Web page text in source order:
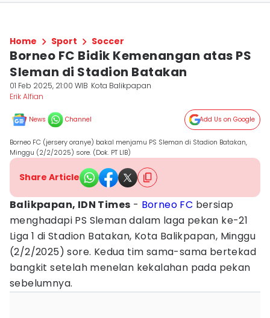
Home Sport Soccer
Borneo FC Bidik Kemenangan atas PS
Sleman di Stadion Batakan
01 Feb 2025, 21:00 WIB Kota Balikpapan
Erik Alfian
News Channel Add Us on Google
Borneo FC (jersery oranye) bakal menjamu PS Sleman di Stadion Batakan,
Minggu (2/2/2025) sore. (Dok. PT LIB)
Share Article
Balikpapan, IDN Times - Borneo FC bersiap
menghadapi PS Sleman dalam laga pekan ke-21
Liga 1 di Stadion Batakan, Kota Balikpapan, Minggu
(2/2/2025) sore. Kedua tim sama-sama bertekad
bangkit setelah menelan kekalahan pada pekan
sebelumnya.